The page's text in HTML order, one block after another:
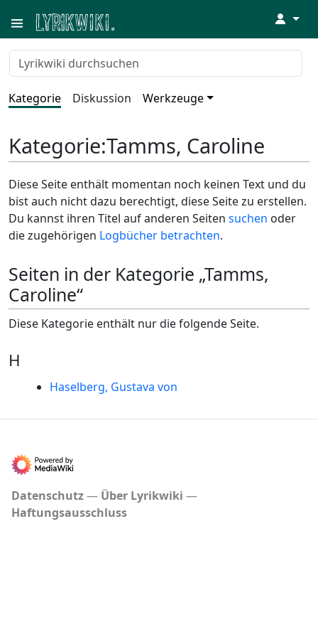
↓
Kategorie Diskussion Werkzeuge
Kategorie:Tamms, Caroline
Diese Seite enthält momentan noch keinen Text und du
bist auch nicht dazu berechtigt, diese Seite zu erstellen.
Du kannst ihren Titel auf anderen Seiten suchen oder
die zugehörigen Logbücher betrachten.
Seiten in der Kategorie „Tamms,
Caroline“
Diese Kategorie enthält nur die folgende Seite.
H
Haselberg, Gustava von
Datenschutz
Über Lyrikwiki
Haftungsausschluss